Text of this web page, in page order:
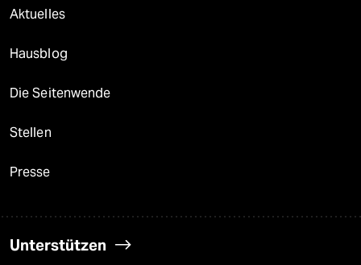
Aktuelles
Hausblog
Die Seitenwende
Stellen
Presse
Unterstützen